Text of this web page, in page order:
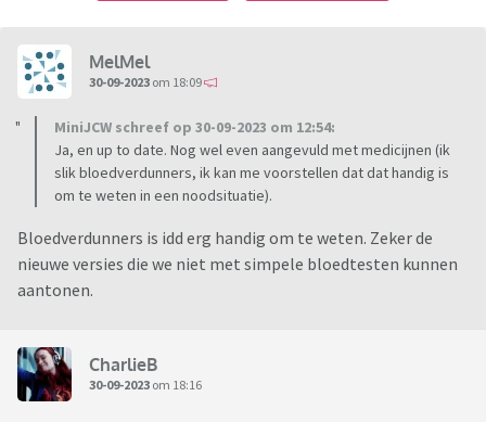
MelMel
30-09-2023 om 18:09
MiniJCW schreef op 30-09-2023 om 12:54:
Ja, en up to date. Nog wel even aangevuld met medicijnen (ik
slik bloedverdunners, ik kan me voorstellen dat dat handig is
om te weten in een noodsituatie).
Bloedverdunners is idd erg handig om te weten. Zeker de
nieuwe versies die we niet met simpele bloedtesten kunnen
aantonen.
CharlieB
30-09-2023 om 18:16